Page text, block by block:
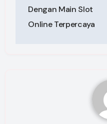
Dengan Main Slot
Online Terpercaya